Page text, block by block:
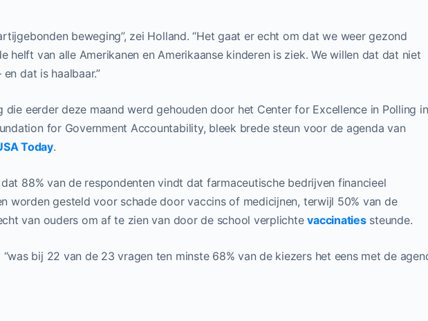
beweging”, zei Holland. “Het gaat er echt om dat we weer gezond
helft van alle Amerikanen en Amerikaanse kinderen is ziek. We willen dat dat niet
dat is haalbaar.”
die eerder deze maand werd gehouden door het Center for Excellence in Polling in
for Government Accountability, bleek brede steun voor de agenda van
Today.
88% van de respondenten vindt dat farmaceutische bedrijven financieel
worden gesteld voor schade door vaccins of medicijnen, terwijl 50% van de
van ouders om af te zien van door de school verplichtevaccinatiessteunde.
“was bij 22 van de 23 vragen ten minste 68% van de kiezers het eens met de